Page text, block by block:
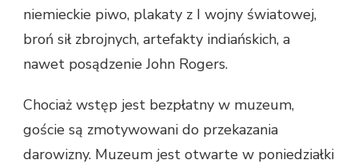
niemieckie piwo, plakaty z I wojny światowej,
broń sił zbrojnych, artefakty indiańskich, a
nawet posądzenie John Rogers.
Chociaż wstęp jest bezpłatny w muzeum,
goście są zmotywowani do przekazania
darowizny. Muzeum jest otwarte w poniedziałki